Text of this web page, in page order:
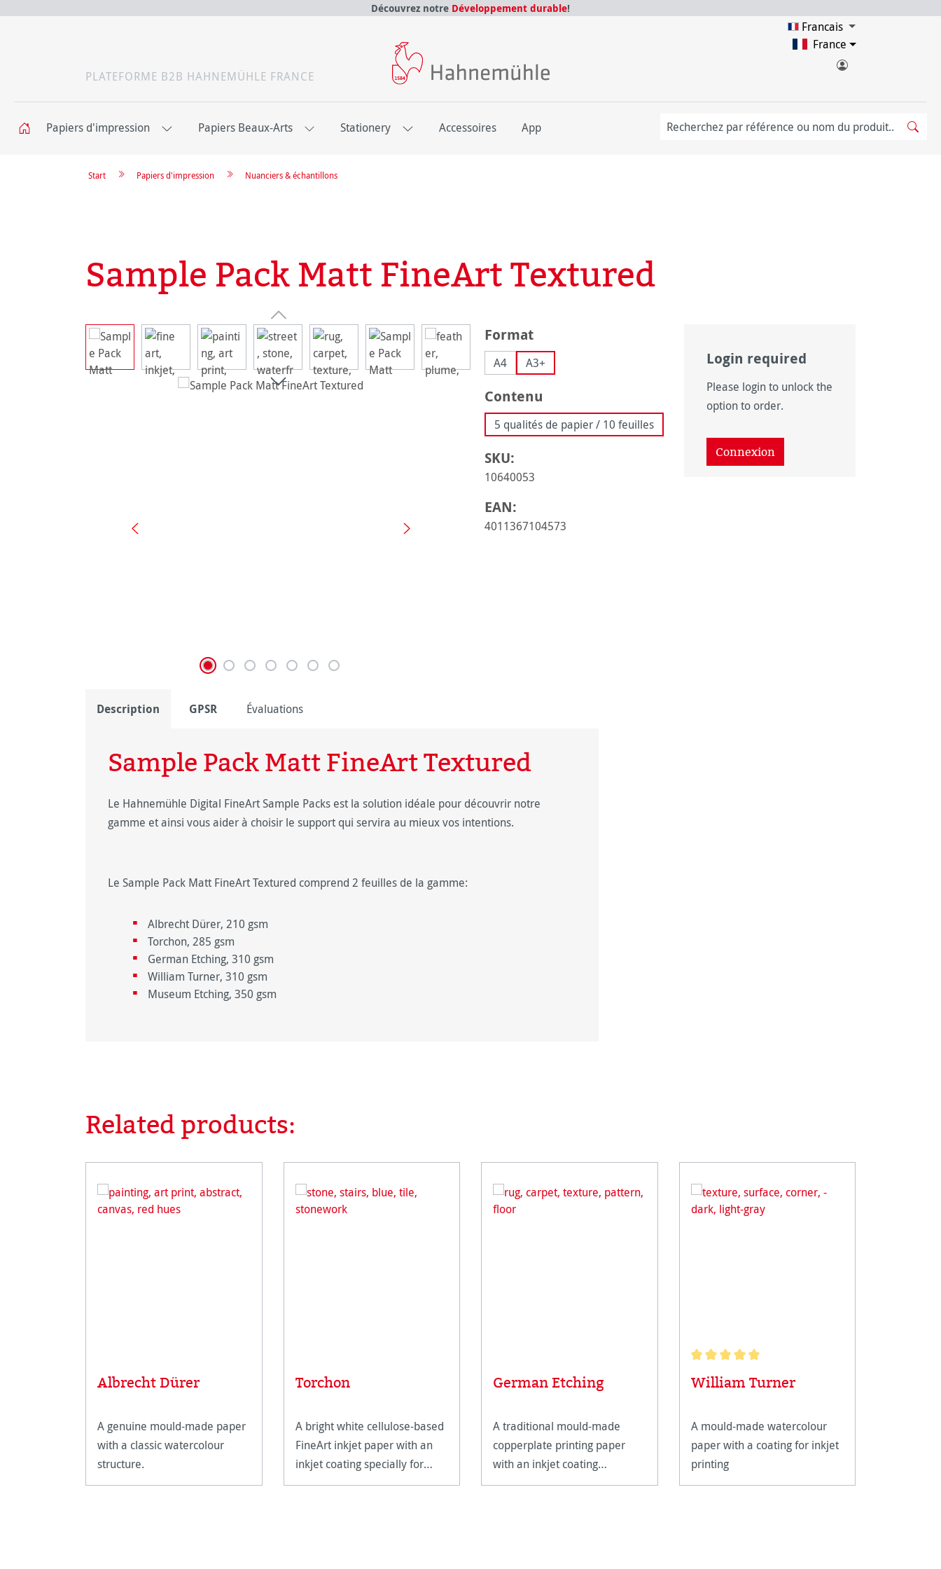
Découvrez notre Développement durable!
PLATEFORME B2B HAHNEMÜHLE FRANCE
Francais
France
Papiers d'impression Papiers Beaux-Arts Stationery Accessoires App
Nuanciers & échantillons
Papiers d'impression
Start
Sample Pack Matt FineArt Textured
Ignorer la galerie d'images Sélectionnez
Format
A4 A3+
Sélectionnez
Contenu
5 qualités de papier / 10 feuilles
SKU:
10640053
EAN:
4011367104573
Login required
Please login to unlock the
option to order.
Connexion
Description GPSR Évaluations
Sample Pack Matt FineArt Textured
Le Hahnemühle Digital FineArt Sample Packs est la solution idéale pour découvrir notre
gamme et ainsi vous aider à choisir le support qui servira au mieux vos intentions.
Le Sample Pack Matt FineArt Textured comprend 2 feuilles de la gamme:
Albrecht Dürer, 210 gsm
Torchon, 285 gsm
German Etching, 310 gsm
William Turner, 310 gsm
Museum Etching, 350 gsm
Ignorer la galerie de produits
Related products:
Albrecht Dürer
A genuine mould-made paper
with a classic watercolour
structure.
Torchon
A bright white cellulose-based
FineArt inkjet paper with an
inkjet coating specially for
FineArt applications.
German Etching
A traditional mould-made
copperplate printing paper
with an inkjet coating
especially for FineArt
Note moyenne de 5 sur 5 étoiles
William Turner
A mould-made watercolour
paper with a coating for inkjet
printing